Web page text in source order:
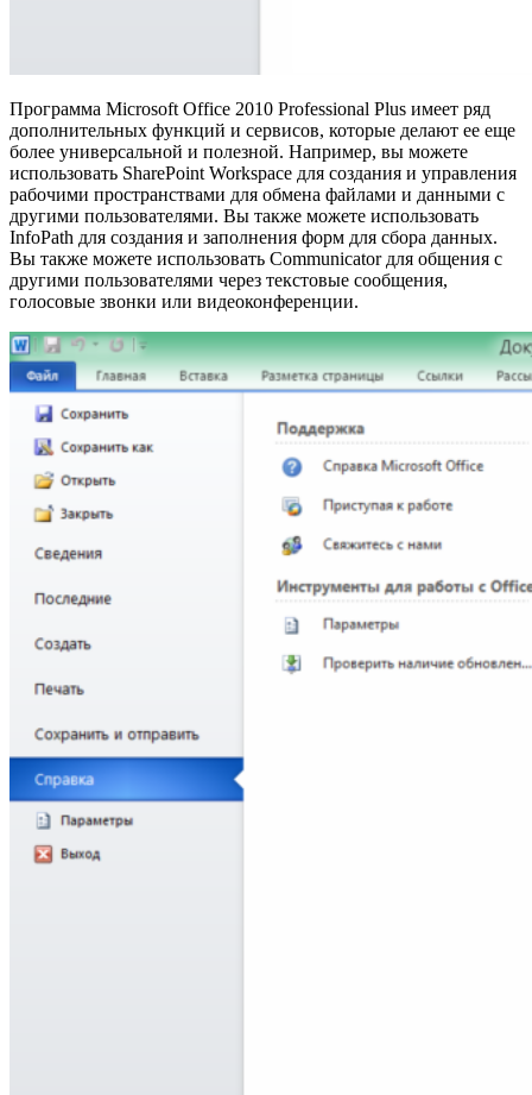
Программа Microsoft Office 2010 Professional Plus имеет ряд
дополнительных функций и сервисов, которые делают ее еще
более универсальной и полезной. Например, вы можете
использовать SharePoint Workspace для создания и управления
рабочими пространствами для обмена файлами и данными с
другими пользователями. Вы также можете использовать
InfoPath для создания и заполнения форм для сбора данных.
Вы также можете использовать Communicator для общения с
другими пользователями через текстовые сообщения,
голосовые звонки или видеоконференции.